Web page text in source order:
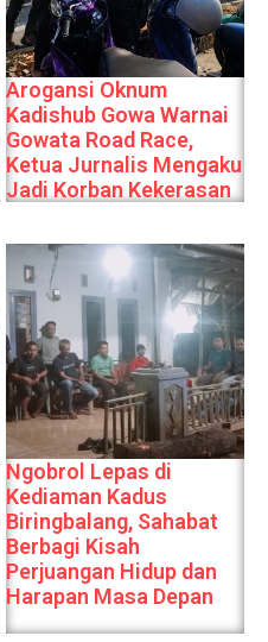
Arogansi Oknum
Kadishub Gowa Warnai
Gowata Road Race,
Ketua Jurnalis Mengaku
Jadi Korban Kekerasan
Ngobrol Lepas di
Kediaman Kadus
Biringbalang, Sahabat
Berbagi Kisah
Perjuangan Hidup dan
Harapan Masa Depan